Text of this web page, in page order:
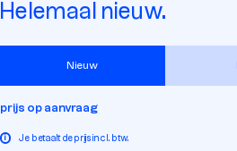
Helemaal nieuw.
Nieuw
prijs op aanvraag
i Je betaalt de prijs incl. btw.